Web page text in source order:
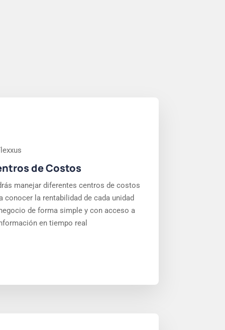
de Costos
manejar diferentes centros de costos
conocer la rentabilidad de cada unidad
de forma simple y con acceso a
en tiempo real